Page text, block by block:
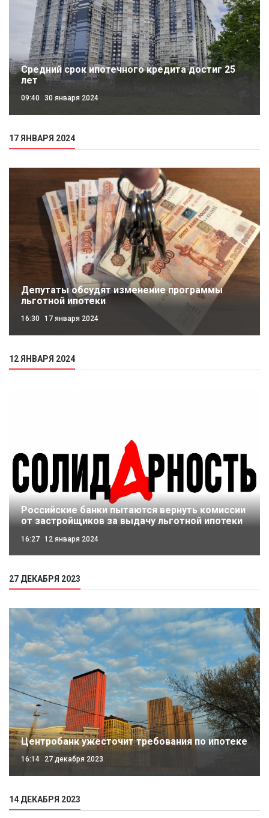
Средний срок ипотечного кредита достиг 25
лет
09:40 30 января 2024
17 ЯНВАРЯ 2024
Депутаты обсудят изменение программы
льготной ипотеки
16:30 17 января 2024
12 ЯНВАРЯ 2024
Российские банки пытаются вернуть комиссии
от застройщиков за выдачу льготной ипотеки
16:27 12 января 2024
27 ДЕКАБРЯ 2023
Центробанк ужесточит требования по ипотеке
16:14 27 декабря 2023
14 ДЕКАБРЯ 2023